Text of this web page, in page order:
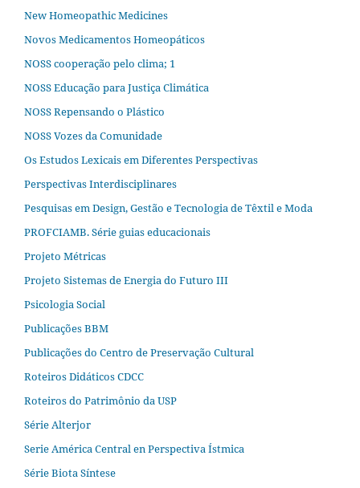
New Homeopathic Medicines
Novos Medicamentos Homeopáticos
NOSS cooperação pelo clima; 1
NOSS Educação para Justiça Climática
NOSS Repensando o Plástico
NOSS Vozes da Comunidade
Os Estudos Lexicais em Diferentes Perspectivas
Perspectivas Interdisciplinares
Pesquisas em Design, Gestão e Tecnologia de Têxtil e Moda
PROFCIAMB. Série guias educacionais
Projeto Métricas
Projeto Sistemas de Energia do Futuro III
Psicologia Social
Publicações BBM
Publicações do Centro de Preservação Cultural
Roteiros Didáticos CDCC
Roteiros do Patrimônio da USP
Série Alterjor
Serie América Central en Perspectiva Ístmica
Série Biota Síntese